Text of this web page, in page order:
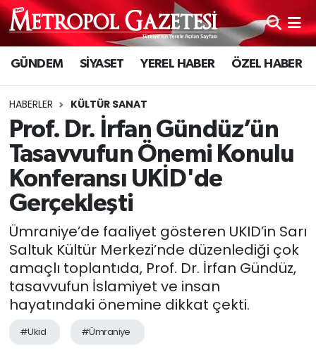
GÜNDEM SİYASET YEREL HABER ÖZEL HABER
HABERLER KÜLTÜR SANAT
Prof. Dr. İrfan Gündüz’ün
Tasavvufun Önemi Konulu
Konferansı UKİD'de
Gerçekleşti
Ümraniye’de faaliyet gösteren UKID’in Sarı
Saltuk Kültür Merkezi’nde düzenlediği çok
amaçlı toplantıda, Prof. Dr. İrfan Gündüz,
tasavvufun İslamiyet ve insan
hayatındaki önemine dikkat çekti.
#Ukid #Ümraniye
Hava Durumu
Trafik Durumu
Süper Lig Puan Durumu ve Fikstür
Tüm Manşetler
Son Dakika Haberleri
Haber Arşivi